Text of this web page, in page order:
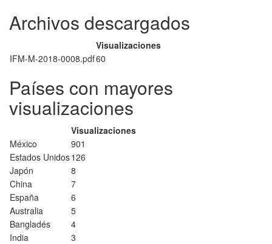
Archivos descargados
Visualizaciones
IFM-M-2018-0008.pdf60
Países con mayores
visualizaciones
Visualizaciones
México
901
Estados Unidos126
Japón
8
China
7
España
6
Australia
5
Bangladés
4
India
3